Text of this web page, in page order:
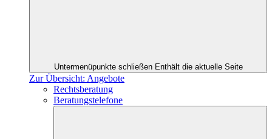
Untermenüpunkte schließen Enthält die aktuelle Seite
Zur Übersicht: Angebote
Rechtsberatung
Beratungstelefone